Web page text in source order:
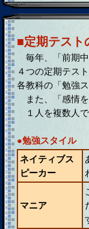
■定期テスト
毎年、「前期中
４つの定期テス
各教科の「勉強
また、「感情を
１人を複数人で
●勉強スタイル
ネイティブス
ピーカー
マニア